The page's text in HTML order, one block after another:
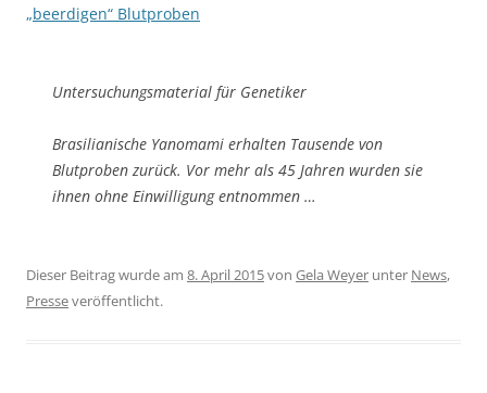
„beerdigen“ Blutproben
Untersuchungsmaterial für Genetiker
Brasilianische Yanomami erhalten Tausende von
Blutproben zurück. Vor mehr als 45 Jahren wurden sie
ihnen ohne Einwilligung entnommen …
Dieser Beitrag wurde am 8. April 2015von Gela Weyer unter News,
Presseveröffentlicht.